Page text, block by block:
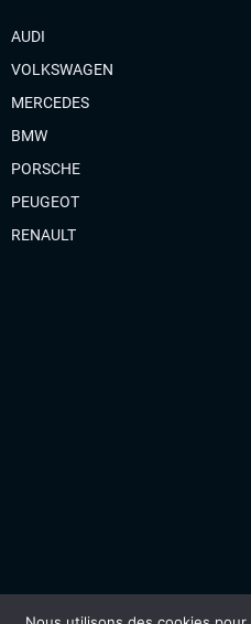
AUDI
VOLKSWAGEN
MERCEDES
BMW
PORSCHE
PEUGEOT
RENAULT